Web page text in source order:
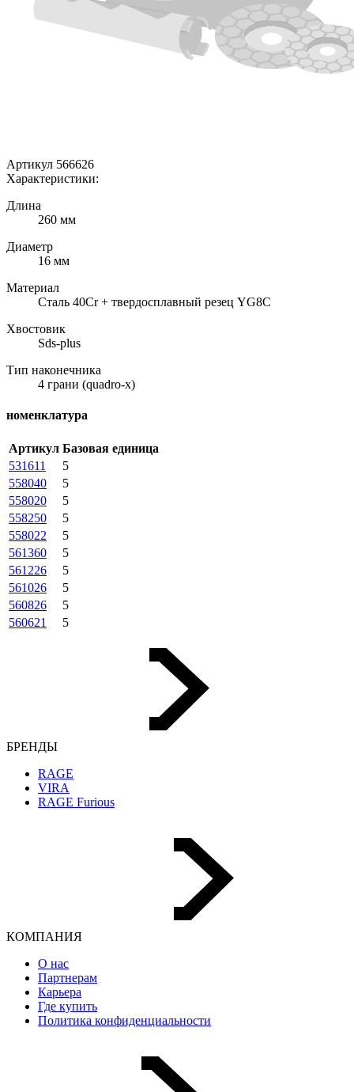
Артикул 566626
Характеристики:
Длина
260 мм
Диаметр
16 мм
Материал
Сталь 40Cr + твердосплавный резец YG8C
Хвостовик
Sds-plus
Тип наконечника
4 грани (quadro-x)
номенклатура
Артикул Базовая единица
531611
5
558040
5
558020
5
558250
5
558022
5
561360
5
561226
5
561026
5
560826
5
560621
5
БРЕНДЫ
RAGE
VIRA
RAGE Furious
КОМПАНИЯ
О нас
Партнерам
Карьера
Где купить
Политика конфиденциальности